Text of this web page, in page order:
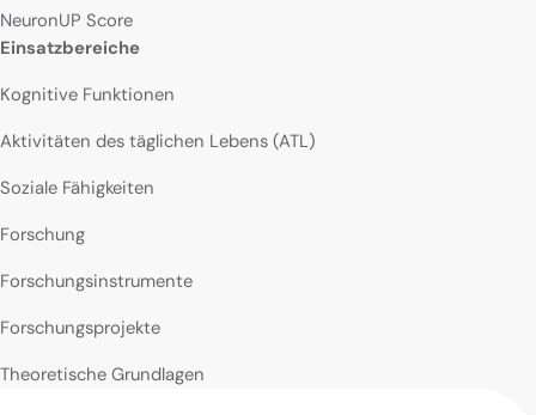
NeuronUP Score
Einsatzbereiche
Kognitive Funktionen
Aktivitäten des täglichen Lebens (ATL)
Soziale Fähigkeiten
Forschung
Forschungsinstrumente
Forschungsprojekte
Theoretische Grundlagen